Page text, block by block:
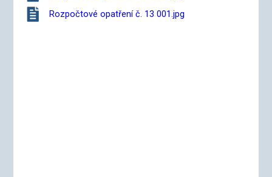
Rozpočtové opatření č. 13 001.jpg